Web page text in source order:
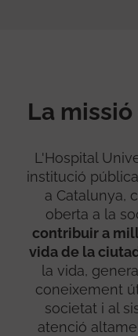
La
L'Hospital
institució
a Catalunya,
oberta a la
contribuir a
vida de la
la vida,
coneixement
societat i al
atenció